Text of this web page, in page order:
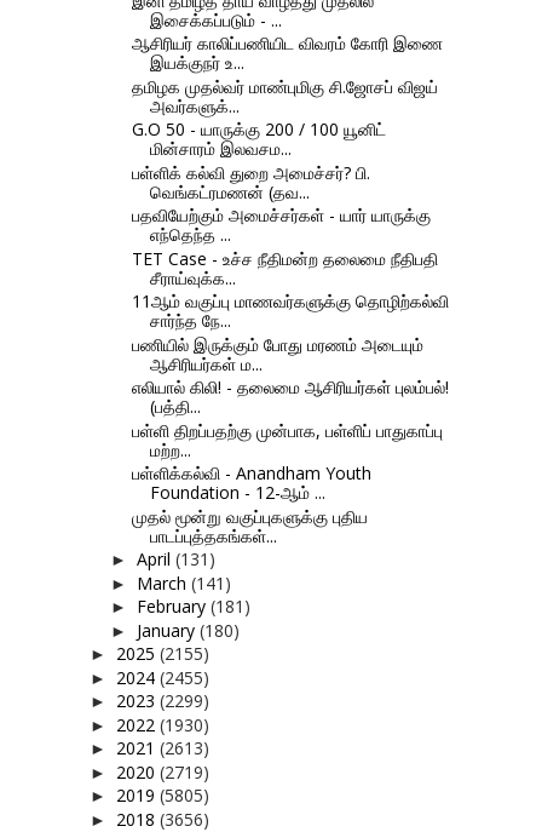
இசைக்கப்படும் - ...
ஆசிரியர் காலிப்பணியிட விவரம் கோரி இணை
இயக்குநர் உ...
தமிழக முதல்வர் மாண்புமிகு சி.ஜோசப் விஜய்
அவர்களுக்...
G.O 50 - யாருக்கு 200 / 100 யூனிட்
மின்சாரம் இலவசம...
பள்ளிக் கல்வி துறை அமைச்சர்? பி.
வெங்கட்ரமணன் (தவ...
பதவியேற்கும் அமைச்சர்கள் - யார் யாருக்கு
எந்தெந்த ...
TET Case - உச்ச நீதிமன்ற தலைமை நீதிபதி
சீராய்வுக்க...
11ஆம் வகுப்பு மாணவர்களுக்கு தொழிற்கல்வி
சார்ந்த நே...
பணியில் இருக்கும் போது மரணம் அடையும்
ஆசிரியர்கள் ம...
எலியால் கிலி! - தலைமை ஆசிரியர்கள் புலம்பல்!
(பத்தி...
பள்ளி திறப்பதற்கு முன்பாக, பள்ளிப் பாதுகாப்பு
மற்ற...
பள்ளிக்கல்வி - Anandham Youth
Foundation - 12-ஆம் ...
முதல் மூன்று வகுப்புகளுக்கு புதிய
பாடப்புத்தகங்கள்...
► April (131)
► March (141)
► February (181)
► January (180)
► 2025 (2155)
► 2024 (2455)
► 2023 (2299)
► 2022 (1930)
► 2021 (2613)
► 2020 (2719)
► 2019 (5805)
► 2018 (3656)